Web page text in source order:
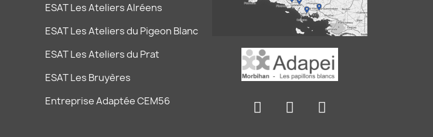
ESAT Les Ateliers Alréens
ESAT Les Ateliers du Pigeon Blanc
ESAT Les Ateliers du Prat
ESAT Les Bruyères
Entreprise Adaptée CEM56